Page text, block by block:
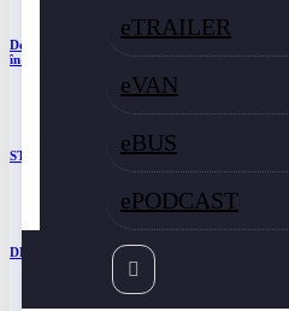
eTRAILER
eVAN
eBUS
ePODCAST
Două asociații ale transportatorilor cer
în mecanism permanent
STB a depus la Tribunalul București cererea
DKV Mobility și Shell își extind parteneriatul